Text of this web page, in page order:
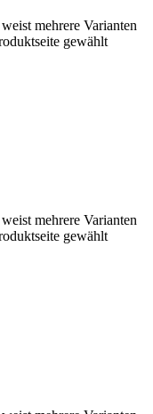
mehrere Varianten
gewählt
mehrere Varianten
gewählt